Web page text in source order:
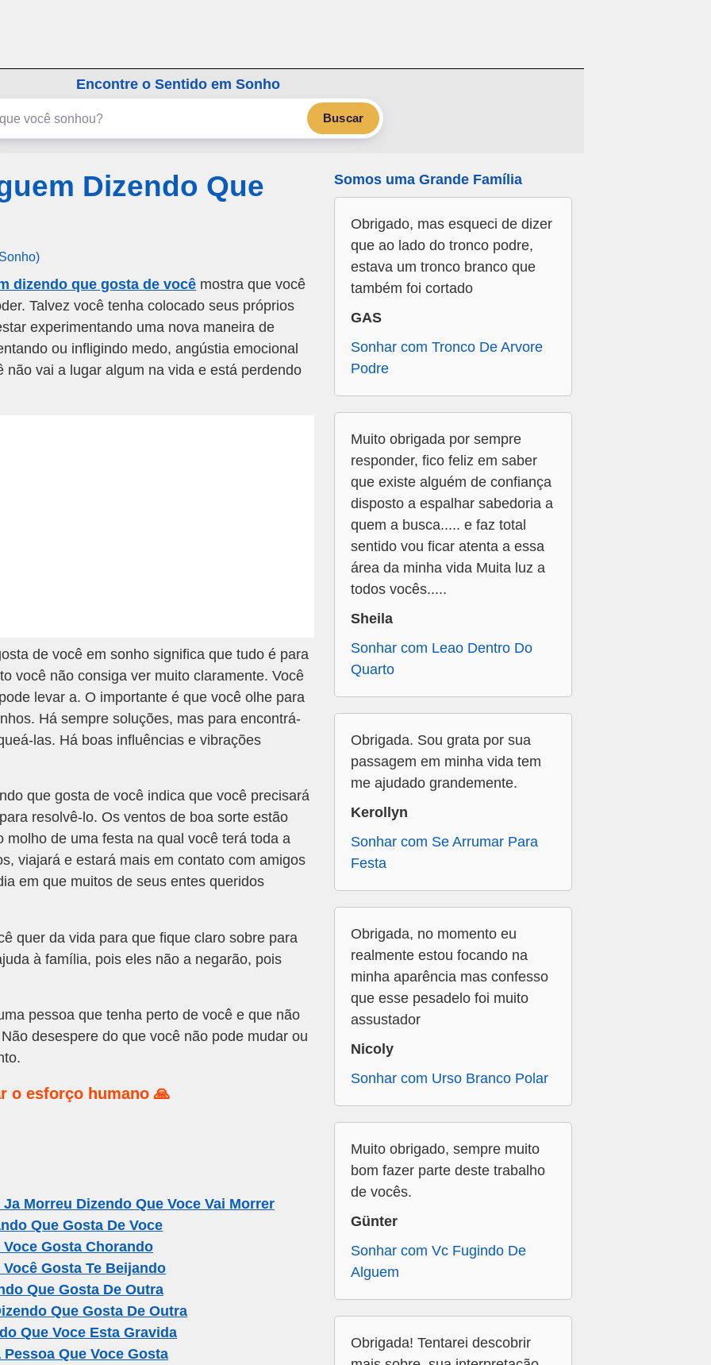
Encontre o Sentido em Sonho
Buscar
Dizendo Que
dizendo que gosta de você mostra que você
Talvez você tenha colocado seus próprios
experimentando uma nova maneira de
ou infligindo medo, angústia emocional
não vai a lugar algum na vida e está perdendo
de você em sonho significa que tudo é para
você não consiga ver muito claramente. Você
levar a. O importante é que você olhe para
Há sempre soluções, mas para encontrá-
las. Há boas influências e vibrações
que gosta de você indica que você precisará
resolvê-lo. Os ventos de boa sorte estão
molho de uma festa na qual você terá toda a
viajará e estará mais em contato com amigos
em que muitos de seus entes queridos
quer da vida para que fique claro sobre para
à família, pois eles não a negarão, pois
pessoa que tenha perto de você e que não
desespere do que você não pode mudar ou
o esforço humano 🙏
Morreu Dizendo Que Voce Vai Morrer
Que Gosta De Voce
Gosta Chorando
Gosta Te Beijando
Que Gosta De Outra
Que Gosta De Outra
Que Voce Esta Gravida
Que Voce Gosta
Somos uma Grande Família
Obrigado, mas esqueci de dizer
que ao lado do tronco podre,
estava um tronco branco que
também foi cortado
GAS
Sonhar com Tronco De Arvore
Podre
Muito obrigada por sempre
responder, fico feliz em saber
que existe alguém de confiança
disposto a espalhar sabedoria a
quem a busca..... e faz total
sentido vou ficar atenta a essa
área da minha vida Muita luz a
todos vocês.....
Sheila
Sonhar com Leao Dentro Do
Quarto
Obrigada. Sou grata por sua
passagem em minha vida tem
me ajudado grandemente.
Kerollyn
Sonhar com Se Arrumar Para
Festa
Obrigada, no momento eu
realmente estou focando na
minha aparência mas confesso
que esse pesadelo foi muito
assustador
Nicoly
Sonhar com Urso Branco Polar
Muito obrigado, sempre muito
bom fazer parte deste trabalho
de vocês.
Günter
Sonhar com Vc Fugindo De
Alguem
Obrigada! Tentarei descobrir